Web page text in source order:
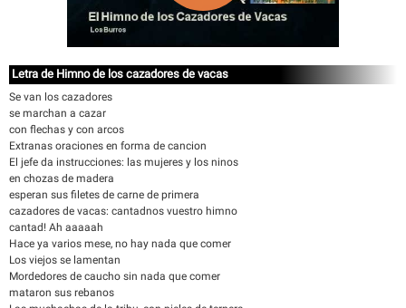
Letra de Himno de los cazadores de vacas
Se van los cazadores
se marchan a cazar
con flechas y con arcos
Extranas oraciones en forma de cancion
El jefe da instrucciones: las mujeres y los ninos
en chozas de madera
esperan sus filetes de carne de primera
cazadores de vacas: cantadnos vuestro himno
cantad! Ah aaaaah
Hace ya varios mese, no hay nada que comer
Los viejos se lamentan
Mordedores de caucho sin nada que comer
mataron sus rebanos